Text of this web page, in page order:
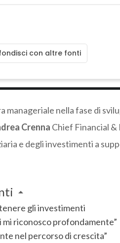
con altre fonti
manageriale nella fase di
Crenna Chief Financial
e degli investimenti a
gli investimenti
mi riconosco profondamente”
nel percorso di crescita”